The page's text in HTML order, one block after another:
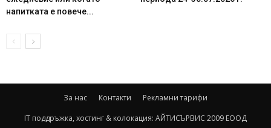
напитката е повече...
За нас Контакти
Рекламни тарифи
IT поддръжка, хостинг & колокация: АЙТИСЪРВИС 2009 ЕООД